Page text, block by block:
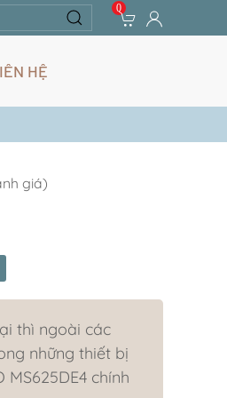
0
HỆ
0.0out of 5
giá)
thì ngoài các
những thiết bị
MS625DE4 chính